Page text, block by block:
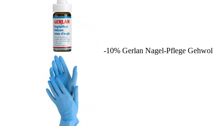
-10% Gerlan Nagel-Pflege Gehwol